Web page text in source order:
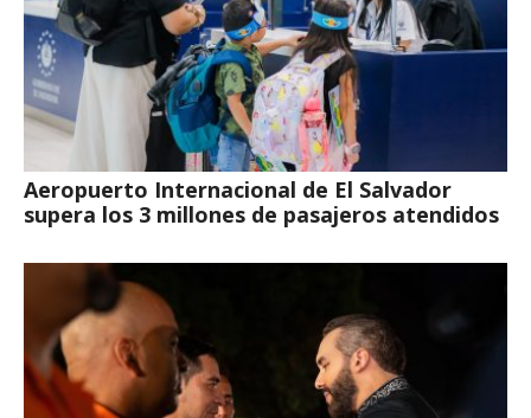
Aeropuerto Internacional de El Salvador
supera los 3 millones de pasajeros atendidos